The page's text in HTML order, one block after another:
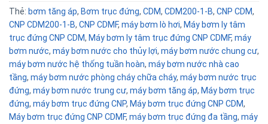
Thẻ: bơm tăng áp, Bơm trục đứng, CDM, CDM200-1-B, CNP CDM,
CNP CDM200-1-B, CNP CDMF, máy bơm lò hơi, Máy bơm ly tâm
trục đứng CNP CDM, Máy bơm ly tâm trục đứng CNP CDMF, máy
bơm nước, máy bơm nước cho thủy lợi, máy bơm nước chung cư,
máy bơm nước hệ thống tuần hoàn, máy bơm nước nhà cao
tầng, máy bơm nước phòng cháy chữa cháy, máy bơm nước trục
đứng, máy bơm nước trung cư, máy bơm tăng áp, Máy bơm trục
đứng, máy bơm trục đứng CNP, Máy bơm trục đứng CNP CDM,
Máy bơm trục đứng CNP CDMF, máy bơm trục đứng đa tầng, máy